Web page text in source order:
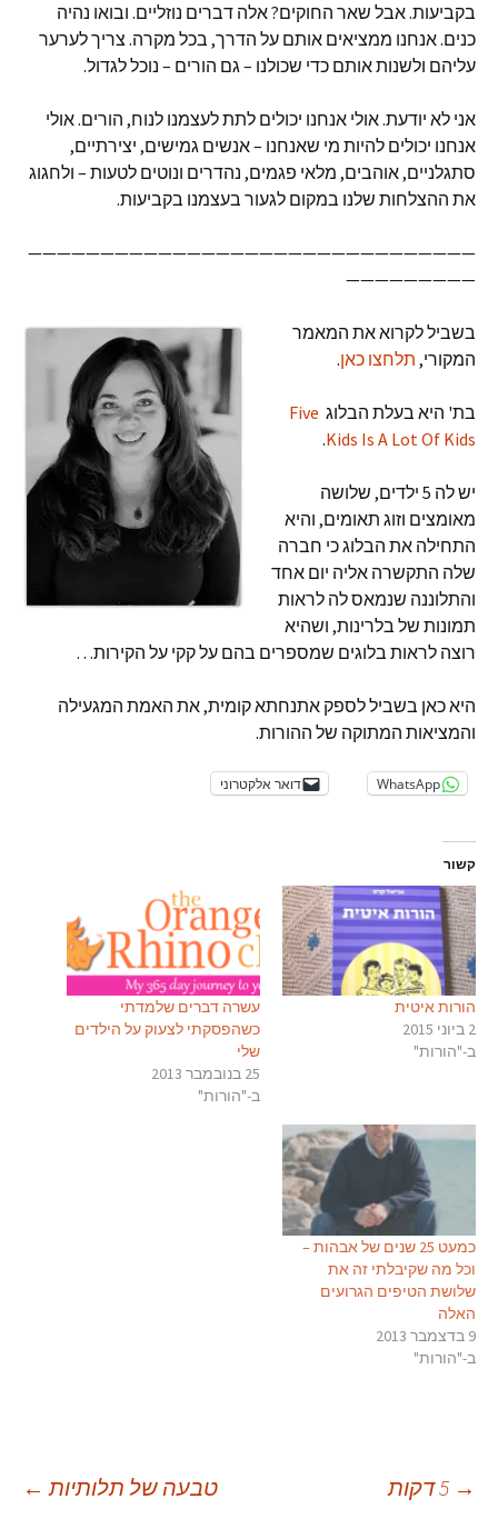
בקביעות. אבל שאר החוקים? אלה דברים נוזליים. ובואו נהיה
כנים. אנחנו ממציאים אותם על הדרך, בכל מקרה. צריך לערער
עליהם ולשנות אותם כדי שכולנו – גם הורים – נוכל לגדול.
אני לא יודעת. אולי אנחנו יכולים לתת לעצמנו לנוח, הורים. אולי
אנחנו יכולים להיות מי שאנחנו – אנשים גמישים, יצירתיים,
סתגלניים, אוהבים, מלאי פגמים, נהדרים ונוטים לטעות – ולחגוג
את ההצלחות שלנו במקום לגעור בעצמנו בקביעות.
———————————————————————————————
—————————
בשביל לקרוא את המאמר
המקורי, תלחצו כאן.
בת' היא בעלת הבלוג Five
Kids Is A Lot Of Kids
.
יש לה 5 ילדים, שלושה
מאומצים וזוג תאומים, והיא
התחילה את הבלוג כי חברה
שלה התקשרה אליה יום אחד
והתלוננה שנמאס לה לראות
תמונות של בלרינות, ושהיא
רוצה לראות בלוגים שמספרים בהם על קקי על הקירות…
היא כאן בשביל לספק אתנחתא קומית, את האמת המגעילה
והמציאות המתוקה של ההורות.
WhatsApp דואר אלקטרוני
קשור
הורות איטית
2 ביוני 2015
ב-"הורות"
עשרה דברים שלמדתי
כשהפסקתי לצעוק על הילדים
שלי
25 בנובמבר 2013
ב-"הורות"
כמעט 25 שנים של אבהות –
וכל מה שקיבלתי זה את
שלושת הטיפים הגרועים
האלה
9 בדצמבר 2013
ב-"הורות"
ניווט
→ טבעה של תלותיות ←